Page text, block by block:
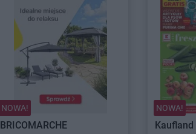
NOWA!
BRICOMARCHE
NOWA!
Kaufland